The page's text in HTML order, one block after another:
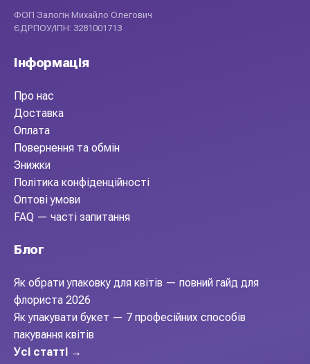
ФОП Залогін Михайло Олегович
ЄДРПОУ/ІПН: 3281001713
Інформація
Про нас
Доставка
Оплата
Повернення та обмін
Знижки
Політика конфіденційності
Оптові умови
FAQ — часті запитання
Блог
Як обрати упаковку для квітів — повний гайд для
флориста 2026
Як упакувати букет — 7 професійних способів
пакування квітів
Усі статті →